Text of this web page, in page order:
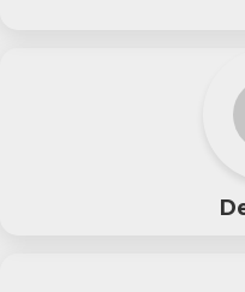
أتاح للمجتمع
اللعب، مع
المقرر في أكتوبر